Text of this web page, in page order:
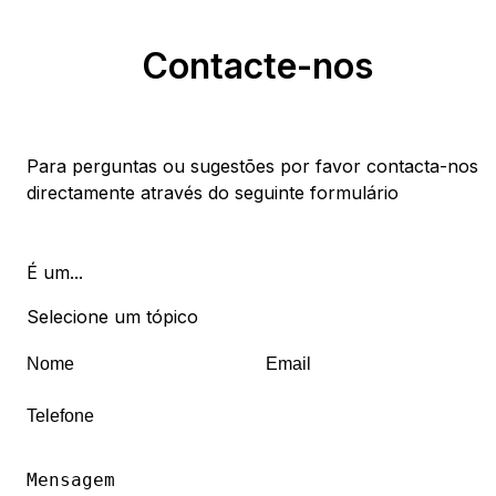
remover permanentemente o seu perfil de
utilizador. Esta operação implica a eliminação
Para mais informações sobre a privacidade e
processamento de dados pessoais, consulte
Contacte-nos
Para perguntas ou sugestões por favor contacta-nos
directamente através do seguinte formulário
É um...
Selecione um tópico